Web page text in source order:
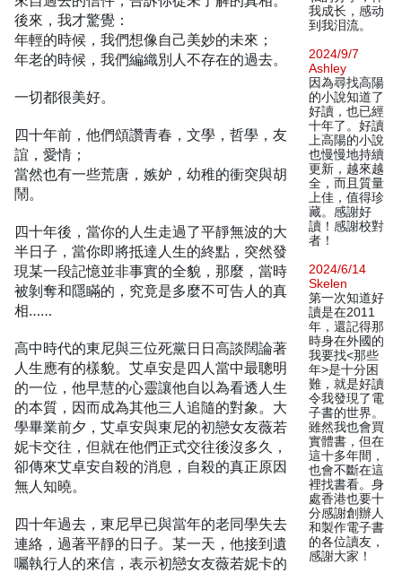
後來，我才驚覺：
年輕的時候，我們想像自己美妙的未來；
年老的時候，我們編織別人不存在的過去。
一切都很美好。
四十年前，他們頌讚青春，文學，哲學，友
誼，愛情；
當然也有一些荒唐，嫉妒，幼稚的衝突與胡
鬧。
四十年後，當你的人生走過了平靜無波的大
半日子，當你即將抵達人生的終點，突然發
現某一段記憶並非事實的全貌，那麼，當時
被剝奪和隱瞞的，究竟是多麼不可告人的真
相……
高中時代的東尼與三位死黨日日高談闊論著
人生應有的樣貌。艾卓安是四人當中最聰明
的一位，他早慧的心靈讓他自以為看透人生
的本質，因而成為其他三人追隨的對象。大
學畢業前夕，艾卓安與東尼的初戀女友薇若
妮卡交往，但就在他們正式交往後沒多久，
卻傳來艾卓安自殺的消息，自殺的真正原因
無人知曉。
四十年過去，東尼早已與當年的老同學失去
連絡，過著平靜的日子。某一天，他接到遺
囑執行人的來信，表示初戀女友薇若妮卡的
我成长，感动
到我泪流。
2024/9/7
Ashley
因為尋找高陽
的小說知道了
好讀，也已經
十年了。好讀
上高陽的小說
也慢慢地持續
更新，越來越
全，而且質量
上佳，值得珍
藏。感謝好
讀！感謝校對
者！
2024/6/14
Skelen
第一次知道好
讀是在2011
年，還記得那
時身在外國的
我要找<那些
年>是十分困
難，就是好讀
令我發現了電
子書的世界。
雖然我也會買
實體書，但在
這十多年間，
也會不斷在這
裡找書看。身
處香港也要十
分感謝創辦人
和製作電子書
的各位讀友，
感謝大家！